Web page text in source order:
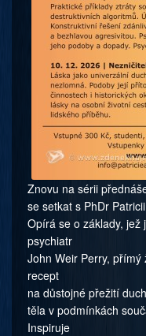
Znovu na sérii
se setkat s PhDr
Opírá se o základy,
psychiatr
John Weir Perry,
recept
na důstojné přežití
těla v podmínkách
Inspiruje